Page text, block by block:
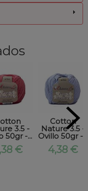
3.5 -
50gr -...
€
Cotton
Nature 3.5 -
Ovillo 50gr -...
4,38 €